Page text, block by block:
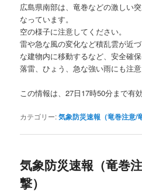
広島県南部は、竜巻などの激しい
なっています。
空の様子に注意してください。
雷や急な風の変化など積乱雲が近
な建物内に移動するなど、安全確保
落雷、ひょう、急な強い雨にも注意
この情報は、27日17時50分まで有効
カテゴリー:気象防災速報（竜巻注意/
気象防災速報（竜巻
撃）